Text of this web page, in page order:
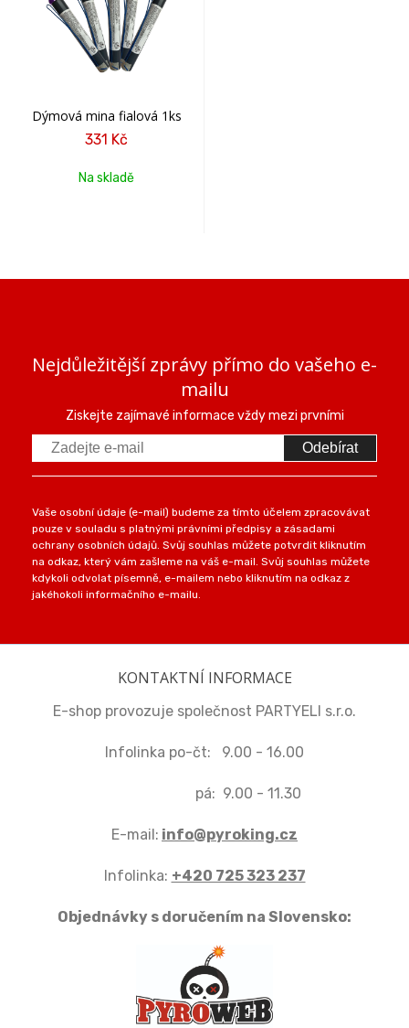
Dýmová mina fialová 1ks
331 Kč
Na skladě
Nejdůležitější zprávy přímo do vašeho e-
mailu
Ziskejte zajímavé informace vždy mezi prvními
Odebírat
Vaše osobní údaje (e-mail) budeme za tímto účelem zpracovávat
pouze v souladu s platnými právními předpisy a zásadami
ochrany osobních údajů. Svůj souhlas můžete potvrdit kliknutím
na odkaz, který vám zašleme na váš e-mail. Svůj souhlas můžete
kdykoli odvolat písemně, e-mailem nebo kliknutím na odkaz z
jakéhokoli informačního e-mailu.
KONTAKTNÍ INFORMACE
E-shop provozuje společnost PARTYELI s.r.o.
Infolinka po-čt: 9.00 - 16.00
pá: 9.00 - 11.30
E-mail: info@pyroking.cz
Infolinka: +420 725 323 237
Objednávky s doručením na Slovensko: